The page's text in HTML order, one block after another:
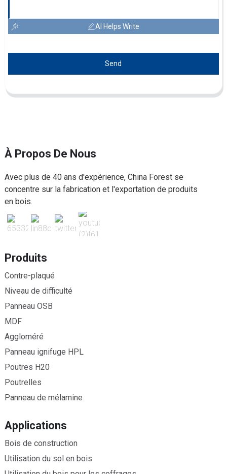
AI Helps Write
Send
À Propos De Nous
Avec plus de 40 ans d'expérience, China Forest se
concentre sur la fabrication et l'exportation de produits
en bois.
Produits
Contre-plaqué
Niveau de difficulté
Panneau OSB
MDF
Aggloméré
Panneau ignifuge HPL
Poutres H20
Poutrelles
Panneau de mélamine
Applications
Bois de construction
Utilisation du sol en bois